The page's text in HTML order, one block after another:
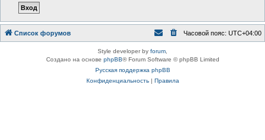
Список форумов Часовой пояс: UTC+04:00
Style developer by forum,
Создано на основе phpBB® Forum Software © phpBB Limited
Русская поддержка phpBB
Конфиденциальность| Правила